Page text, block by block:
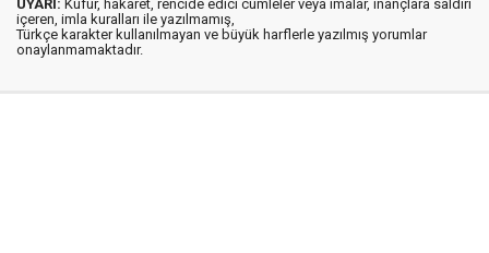
UYARI: Küfür, hakaret, rencide edici cümleler veya imalar, inançlara saldırı
içeren, imla kuralları ile yazılmamış,
Türkçe karakter kullanılmayan ve büyük harflerle yazılmış yorumlar
onaylanmamaktadır.